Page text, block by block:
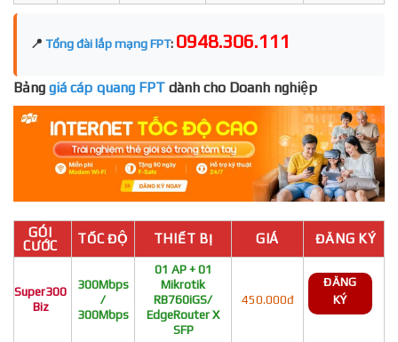
📍 Tổng đài lắp mạng FPT: 0948.306.111
Bảng giá cáp quang FPT dành cho Doanh nghiệp
GÓI
CƯỚC
TỐC ĐỘ THIẾT BỊ GIÁ ĐĂNG KÝ
Super300
Biz
300Mbps
/
300Mbps
01 AP + 01
Mikrotik
RB760iGS/
EdgeRouter X
SFP
450.000đ
ĐĂNG
KÝ